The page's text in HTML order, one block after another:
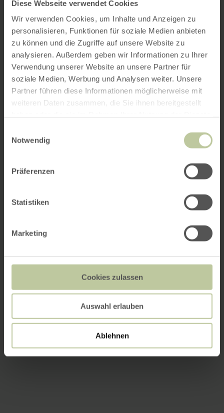
Diese Webseite verwendet Cookies
Wir verwenden Cookies, um Inhalte und Anzeigen zu
personalisieren, Funktionen für soziale Medien anbieten
zu können und die Zugriffe auf unsere Website zu
analysieren. Außerdem geben wir Informationen zu Ihrer
Verwendung unserer Website an unsere Partner für
soziale Medien, Werbung und Analysen weiter. Unsere
Partner führen diese Informationen möglicherweise mit
weiteren Daten zusammen, die Sie ihnen bereitgestellt
Notwendig
Präferenzen
Statistiken
Marketing
Cookies zulassen
Auswahl erlauben
Ablehnen